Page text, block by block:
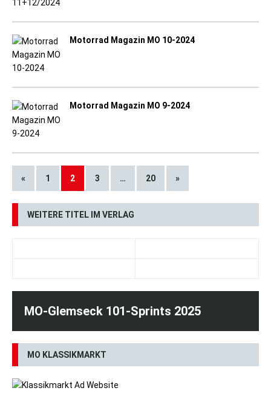
Motorrad Magazin MO 10-2024
Motorrad Magazin MO 9-2024
« 1 2 3 … 20 »
WEITERE TITEL IM VERLAG
MO-Glemseck 101-Sprints 2025
MO KLASSIKMARKT